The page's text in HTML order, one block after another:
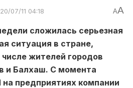
07/11 04:18 AA
сложилась серьезная
ситуация в стране,
жителей городов
и Балхаш. С момента
на предприятиях компании